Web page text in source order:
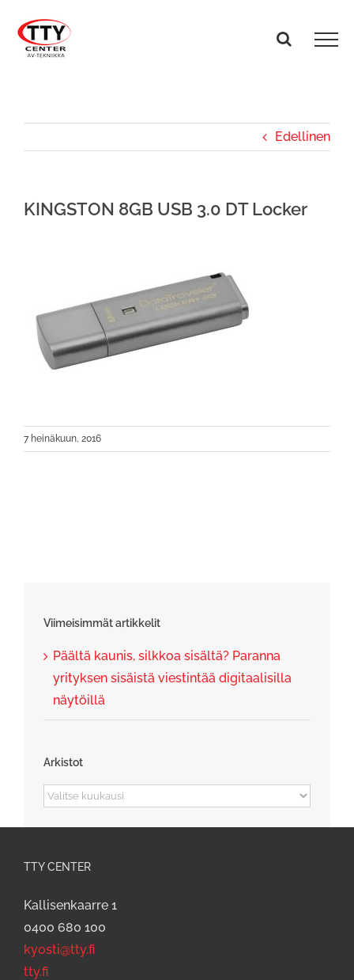
content
Edellinen
KINGSTON 8GB USB 3.0 DT Locker
7 heinäkuun, 2016
Viimeisimmät artikkelit
Päältä kaunis, silkkoa sisältä? Paranna
yrityksen sisäistä viestintää digitaalisilla
näytöillä
Arkistot
Arkistot
TTY CENTER
Kallisenkaarre 1
0400 680 100
kyosti@tty.fi
tty.fi